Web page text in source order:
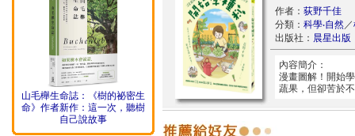
山毛櫸生命誌：《樹的祕密生
命》作者新作：這一次，聽樹
自己說故事
作者： 荻野千佳
分類： 科學‧自然／
出版社： 晨星出版
內容簡介：
漫畫圖解！開始
蔬果，但卻苦於